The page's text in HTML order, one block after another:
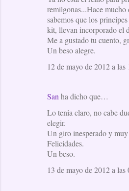
remilgonas...Hace mucho
sabemos que los
kit, llevan incorporado el
Me a gustado tu cuento,
Un beso alegre.
12 de mayo de 2012 a las
San ha dicho que…
Lo tenia claro, no cabe
elegir.
Un giro inesperado y
Felicidades.
Un beso.
13 de mayo de 2012 a las